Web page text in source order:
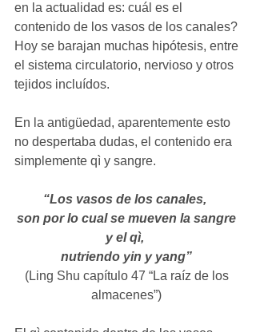
en la actualidad es: cuál es el
contenido de los vasos de los canales?
Hoy se barajan muchas hipótesis, entre
el sistema circulatorio, nervioso y otros
tejidos incluídos.
En la antigüedad, aparentemente esto
no despertaba dudas, el contenido era
simplemente qì y sangre.
“Los vasos de los canales,
son por lo cual se mueven la sangre
y el qì,
nutriendo yin y yang”
(Ling Shu capítulo 47 “La raíz de los
almacenes”)